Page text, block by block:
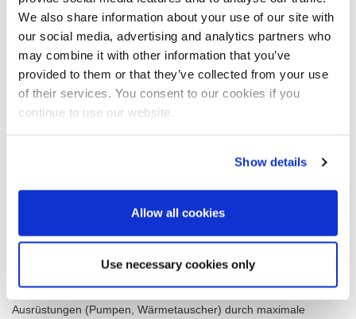
We also share information about your use of our site with
our social media, advertising and analytics partners who
may combine it with other information that you’ve
provided to them or that they’ve collected from your use
of their services. You consent to our cookies if you
continue to use our website.
Show details
Allow all cookies
Use necessary cookies only
ist. Der untere Teil (10) nimmt den Dünnsaft (2) auf, der zur
Verdampfstation gepumpt wird. Der Saft der zweiten
Carbonatation fließt durch Gefälle aus dem
Carbonatationsapparat in den Nachreaktionsbehälter (11). Der
Brüden aus den Apparaten der ersten und zweiten Carbonatation
wird in den Schaumfänger (13) geleitet. Die Abschlämmung des
Apparats (9) erfolgt im Behälter für Schlammsaft 2 (12).
Nachreaktion des Safts der zweiten Carbonatation
zylindrischer Apparat mit konischem Boden, der mit einer
Rührvorrichtung ausgestattet ist. Der untere Teil (12) ist ein
Nachreaktionsbehälter.
Ausrüstungen (Pumpen, Wärmetauscher) durch maximale